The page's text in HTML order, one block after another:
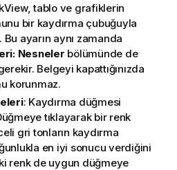
tablo ve grafiklerin
bir kaydırma çubuğuyla
Bu ayarın aynı zamanda
Nesneler bölümünde de
Belgeyi kapattığınızda
korunmaz.
: Kaydırma düğmesi
tıklayarak bir renk
gri tonların kaydırma
en iyi sonucu verdiğini
renk de uygun düğmeye